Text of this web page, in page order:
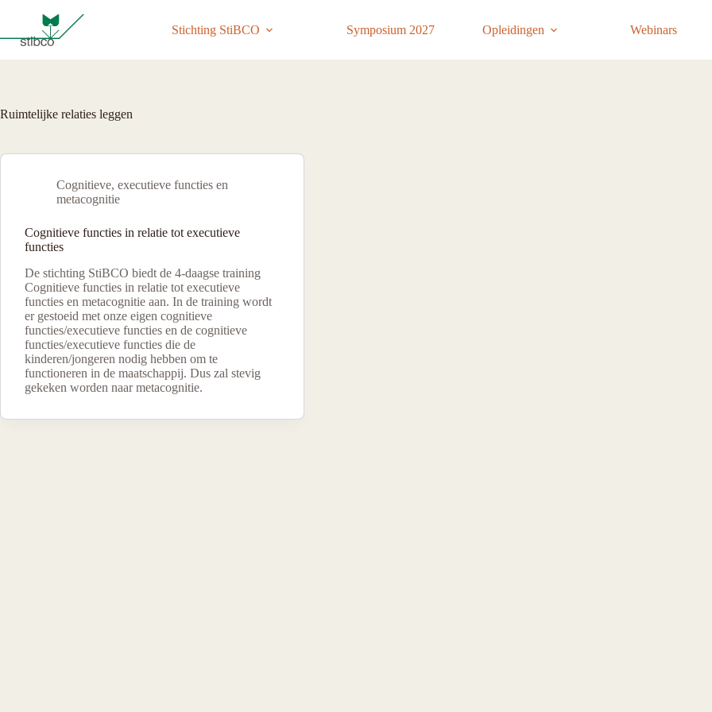
de
inhoud
Stichting StiBCO Symposium 2027 Opleidingen Webinars
Ruimtelijke relaties leggen
Cognitieve, executieve functies en
metacognitie
Cognitieve functies in relatie tot executieve
functies
De stichting StiBCO biedt de 4-daagse training
Cognitieve functies in relatie tot executieve
functies en metacognitie aan. In de training wordt
er gestoeid met onze eigen cognitieve
functies/executieve functies en de cognitieve
functies/executieve functies die de
kinderen/jongeren nodig hebben om te
functioneren in de maatschappij. Dus zal stevig
gekeken worden naar metacognitie.